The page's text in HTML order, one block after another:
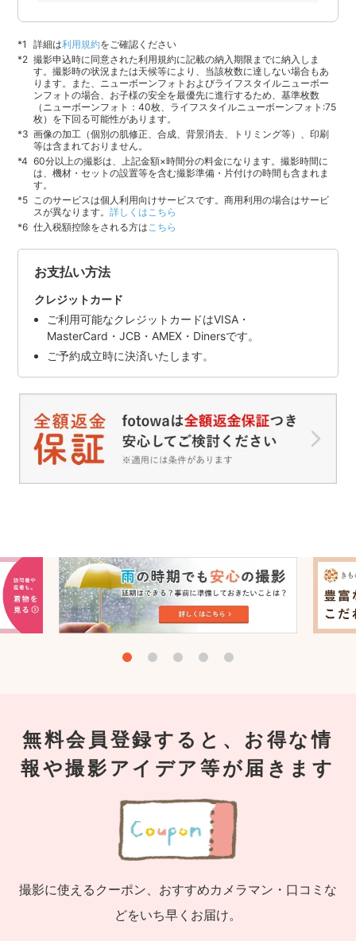
詳細は利用規約をご確認ください
撮影申込時に同意された利用規約に記載の納入期限までに納入しま
す。撮影時の状況または天候等により、当該枚数に達しない場合もあ
ります。また、ニューボーンフォトおよびライフスタイルニューボー
ンフォトの場合、お子様の安全を最優先に進行するため、基準枚数
（ニューボーンフォト：40枚、ライフスタイルニューボーンフォト:75
枚）を下回る可能性があります。
画像の加工（個別の肌修正、合成、背景消去、トリミング等）、印刷
等は含まれておりません。
60分以上の撮影は、上記金額×時間分の料金になります。撮影時間に
は、機材・セットの設置等を含む撮影準備・片付けの時間も含まれま
す。
このサービスは個人利用向けサービスです。商用利用の場合はサービ
スが異なります。詳しくはこちら
仕入税額控除をされる方は こちら
お支払い方法
クレジットカード
ご利用可能なクレジットカードはVISA・
MasterCard・JCB・AMEX・Dinersです。
ご予約成立時に決済いたします。
無料会員登録すると、お得な情
報や撮影アイデア等が届きます
撮影に使えるクーポン、おすすめカメラマン・口コミな
どをいち早くお届け。